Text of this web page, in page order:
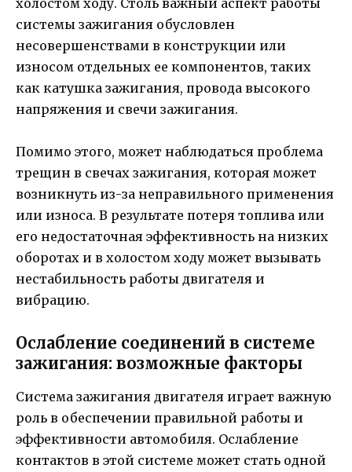
холостом ходу. Столь важный аспект работы
системы зажигания обусловлен
несовершенствами в конструкции или
износом отдельных ее компонентов, таких
как катушка зажигания, провода высокого
напряжения и свечи зажигания.
Помимо этого, может наблюдаться проблема
трещин в свечах зажигания, которая может
возникнуть из-за неправильного применения
или износа. В результате потеря топлива или
его недостаточная эффективность на низких
оборотах и в холостом ходу может вызывать
нестабильность работы двигателя и
вибрацию.
Ослабление соединений в системе
зажигания: возможные факторы
Система зажигания двигателя играет важную
роль в обеспечении правильной работы и
эффективности автомобиля. Ослабление
контактов в этой системе может стать одной